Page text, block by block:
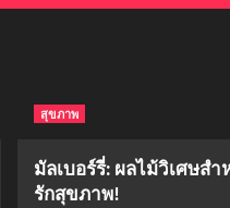
สุขภาพ
มัลเบอร์รี่: ผลไม้วิเศษส
รักสุขภาพ!